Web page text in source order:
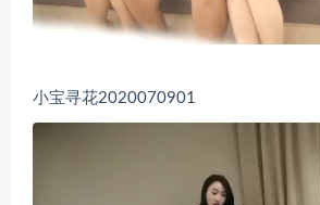
小宝寻花2020070901